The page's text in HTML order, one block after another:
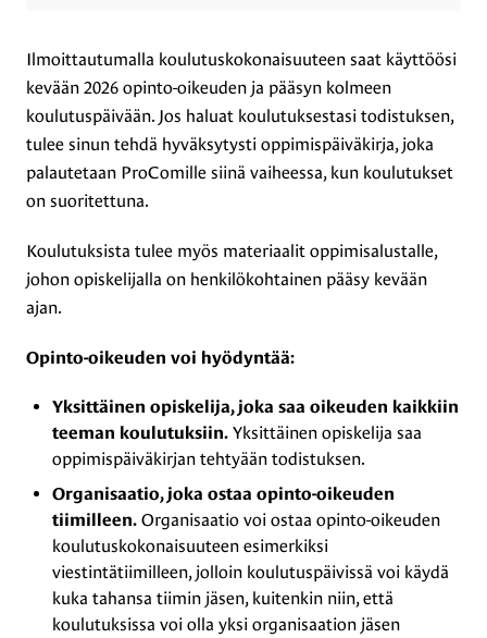
Ilmoittautumalla koulutuskokonaisuuteen saat käyttöösi
kevään 2026 opinto-oikeuden ja pääsyn kolmeen
koulutuspäivään. Jos haluat koulutuksestasi todistuksen,
tulee sinun tehdä hyväksytysti oppimispäiväkirja, joka
palautetaan ProComille siinä vaiheessa, kun koulutukset
on suoritettuna.
Koulutuksista tulee myös materiaalit oppimisalustalle,
johon opiskelijalla on henkilökohtainen pääsy kevään
ajan.
Opinto-oikeuden voi hyödyntää:
Yksittäinen opiskelija, joka saa oikeuden kaikkiin
teeman koulutuksiin. Yksittäinen opiskelija saa
oppimispäiväkirjan tehtyään todistuksen.
Organisaatio, joka ostaa opinto-oikeuden
tiimilleen. Organisaatio voi ostaa opinto-oikeuden
koulutuskokonaisuuteen esimerkiksi
viestintätiimilleen, jolloin koulutuspäivissä voi käydä
kuka tahansa tiimin jäsen, kuitenkin niin, että
koulutuksissa voi olla yksi organisaation jäsen